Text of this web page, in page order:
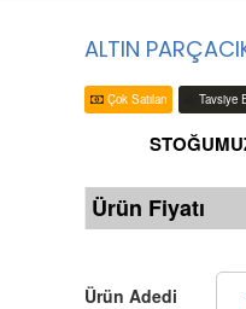
ALTIN
Çok Satılan Tavsiye
Ürün Fiyatı
Ürün Adedi